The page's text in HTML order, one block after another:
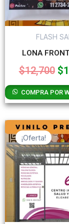
FLASH
LONA
$12,700 $
COMPRA POR
¡Oferta!
El